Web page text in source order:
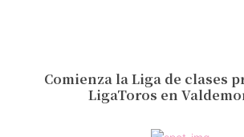
Comienza la Liga de clases
LigaToros en